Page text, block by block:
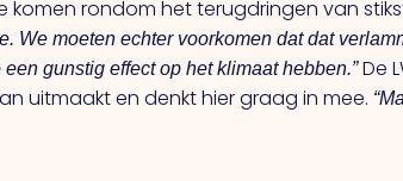
komen rondom het terugdringen van
We moeten echter voorkomen dat dat
gunstig effect op het klimaat hebben.”De
uitmaakt en denkt hier graag in mee.